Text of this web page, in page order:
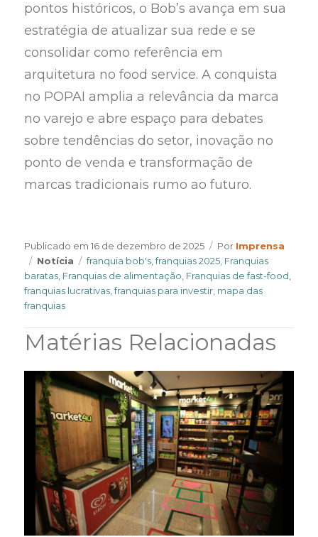
pontos históricos, o Bob’s avança em sua
estratégia de atualizar sua rede e se
consolidar como referência em
arquitetura no food service. A conquista
no POPAI amplia a relevância da marca
no varejo e abre espaço para debates
sobre tendências do setor, inovação no
ponto de venda e transformação de
marcas tradicionais rumo ao futuro.
Publicado em16 de dezembro de 2025 Por Author
Imprensa
Categories
Notícia Tags
franquia bob's ,franquias 2025 Franquias
baratas Franquias de alimentação Franquias de fast-food
franquias lucrativas ,franquias para investir mapa das
franquias
Matérias Relacionadas